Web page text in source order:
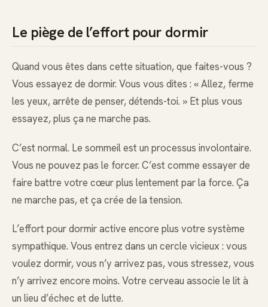
Le piège de l’effort pour dormir
Quand vous êtes dans cette situation, que faites-vous ?
Vous essayez de dormir. Vous vous dites : « Allez, ferme
les yeux, arrête de penser, détends-toi. » Et plus vous
essayez, plus ça ne marche pas.
C’est normal. Le sommeil est un processus involontaire.
Vous ne pouvez pas le forcer. C’est comme essayer de
faire battre votre cœur plus lentement par la force. Ça
ne marche pas, et ça crée de la tension.
L’effort pour dormir active encore plus votre système
sympathique. Vous entrez dans un cercle vicieux : vous
voulez dormir, vous n’y arrivez pas, vous stressez, vous
n’y arrivez encore moins. Votre cerveau associe le lit à
un lieu d’échec et de lutte.